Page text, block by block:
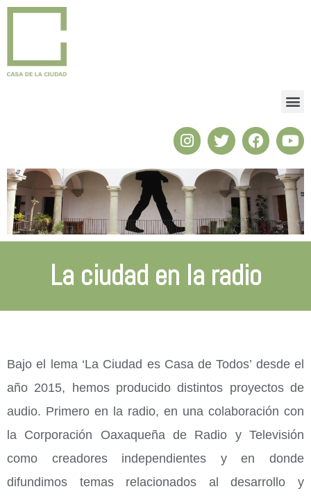
La ciudad en la radio
Bajo el lema ‘La Ciudad es Casa de Todos’ desde el
año 2015, hemos producido distintos proyectos de
audio. Primero en la radio, en una colaboración con
la Corporación Oaxaqueña de Radio y Televisión
como creadores independientes y en donde
difundimos temas relacionados al desarrollo y